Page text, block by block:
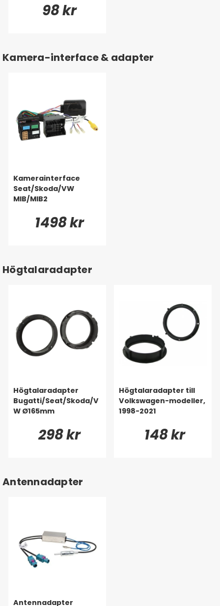
98 kr
Kamera-interface & adapter
Kamerainterface
Seat/Skoda/VW
MIB/MIB2
1498 kr
Högtalaradapter
Högtalaradapter
Bugatti/Seat/Skoda/V
W Ø165mm
298 kr
Högtalaradapter till
Volkswagen-modeller,
1998-2021
148 kr
Antennadapter
Antennadapter